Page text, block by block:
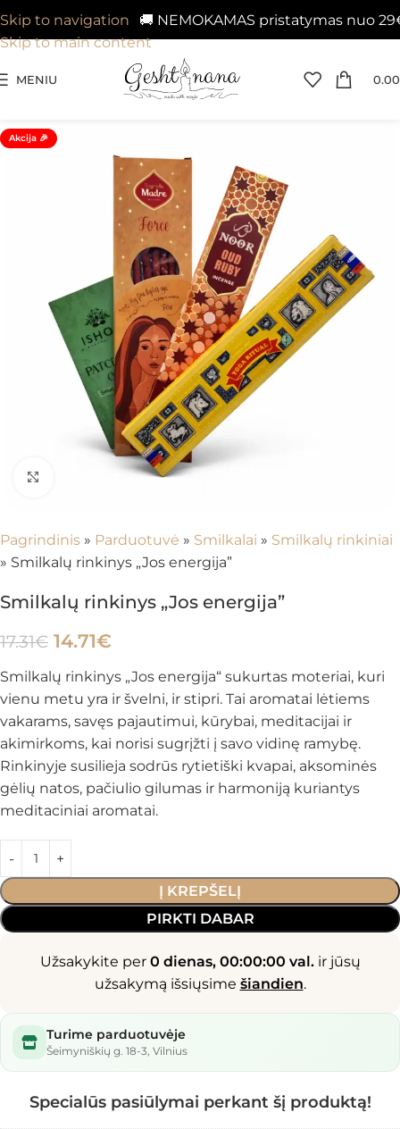
🚚 NEMOKAMAS pristatymas nuo 29€ į
Skip to navigation
Skip to main content
MENIU 0.00
Akcija 🎉
Spustelėkite, kad padidintumėte
Pagrindinis » Parduotuvė » Smilkalai » Smilkalų rinkiniai
» Smilkalų rinkinys „Jos energija”
Smilkalų rinkinys „Jos energija”
17.31€ 14.71€
Smilkalų rinkinys „Jos energija“ sukurtas moteriai, kuri
vienu metu yra ir švelni, ir stipri. Tai aromatai lėtiems
vakarams, savęs pajautimui, kūrybai, meditacijai ir
akimirkoms, kai norisi sugrįžti į savo vidinę ramybę.
Rinkinyje susilieja sodrūs rytietiški kvapai, aksominės
gėlių natos, pačiulio gilumas ir harmoniją kuriantys
meditaciniai aromatai.
Į KREPŠELĮ
PIRKTI DABAR
Užsakykite per 0 dienas, 00:00:00 val.ir jūsų
užsakymą išsiųsime šiandien.
Turime parduotuvėje
Šeimyniškių g. 18-3, Vilnius
Specialūs pasiūlymai perkant šį produktą!